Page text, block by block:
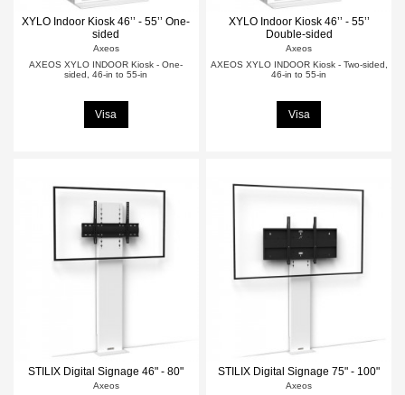
XYLO Indoor Kiosk 46’’ - 55’’ One-
sided
Axeos
AXEOS XYLO INDOOR Kiosk - One-
sided, 46-in to 55-in
Visa
XYLO Indoor Kiosk 46’’ - 55’’
Double-sided
Axeos
AXEOS XYLO INDOOR Kiosk - Two-sided,
46-in to 55-in
Visa
STILIX Digital Signage 46" - 80"
Axeos
STILIX Digital Signage 75" - 100"
Axeos